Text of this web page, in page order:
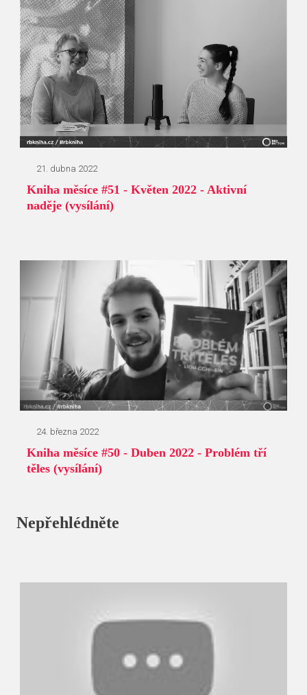
21. dubna 2022
Kniha měsíce #51 - Květen 2022 - Aktivní
naděje (vysílání)
24. března 2022
Kniha měsíce #50 - Duben 2022 - Problém tří
těles (vysílání)
Nepřehlédněte